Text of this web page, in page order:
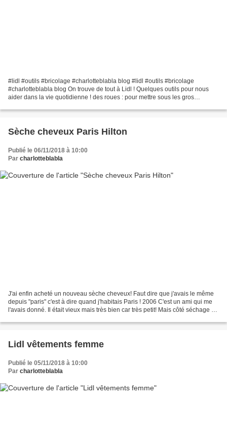
#lidl #outils #bricolage #charlotteblabla blog #lidl #outils #bricolage
#charlotteblabla blog On trouve de tout à Lidl ! Quelques outils pour nous
aider dans la vie quotidienne ! des roues : pour mettre sous les gros
Sèche cheveux Paris Hilton
Publié le 06/11/2018 à 10:00
Par charlotteblabla
J'ai enfin acheté un nouveau sèche cheveux! Faut dire que j'avais le même
depuis "paris" c'est à dire quand j'habitais Paris ! 2006 C'est un ami qui me
l'avais donné. Il était vieux mais très bien car très petit! Mais côté séchage et
Lidl vêtements femme
Publié le 05/11/2018 à 10:00
Par charlotteblabla